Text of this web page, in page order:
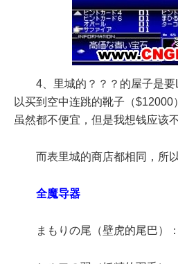
4、里城的？？？的屋子是
以买到空中连跳的靴子（$12000
虽然都不便宜，但是我想钱应该
而表里城的商店都相同，所
全魔导器
まもりの尾（壁虎的尾巴）